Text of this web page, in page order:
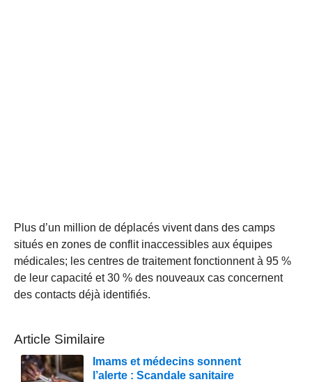
Plus d’un million de déplacés vivent dans des camps
situés en zones de conflit inaccessibles aux équipes
médicales; les centres de traitement fonctionnent à 95 %
de leur capacité et 30 % des nouveaux cas concernent
des contacts déjà identifiés.
Article Similaire
Imams et médecins sonnent
l’alerte : Scandale sanitaire